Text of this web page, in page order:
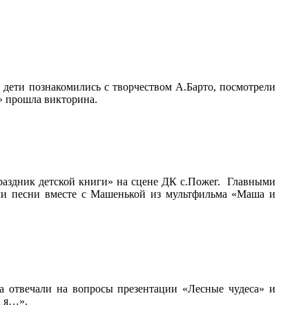
познакомились с творчеством А.Барто, посмотрели
прошла викторина.
детской книги» на сцене ДК с.Пожег. Главными
песни вместе с Машенькой из мультфильма «Маша и
на вопросы презентации «Лесные чудеса» и
я…».